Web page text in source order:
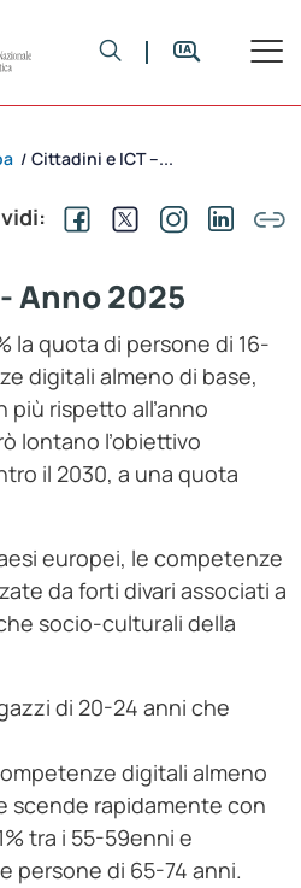
/ Cittadini e ICT –...
Anno 2025
la quota di persone di 16-
digitali almeno di base,
rispetto all’anno
lontano l’obiettivo
il 2030, a una quota
europei, le competenze
da forti divari associati a
socio-culturali della
di 20-24 anni che
digitali almeno
scende rapidamente con
tra i 55-59enni e
persone di 65-74 anni.